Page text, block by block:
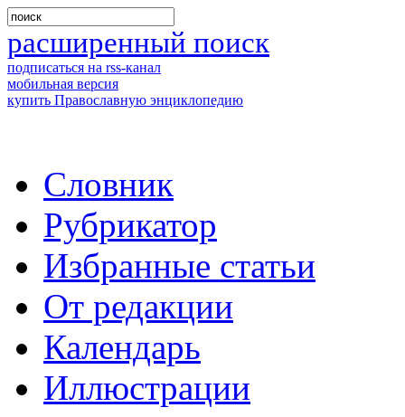
расширенный поиск
подписаться на rss-канал
мобильная версия
купить Православную энциклопедию
Словник
Рубрикатор
Избранные статьи
От редакции
Календарь
Иллюстрации